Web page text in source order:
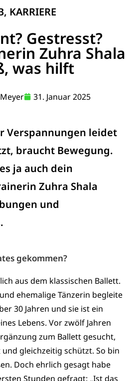
, KARRIERE
Gestresst?
Zuhra Shala
was hilft
31. Januar 2025
Verspannungen leidet
braucht Bewegung.
ja auch dein
Zuhra Shala
und
gekommen?
aus dem klassischen Ballett.
ehemalige Tänzerin begleite
30 Jahren und sie ist ein
Lebens. Vor zwölf Jahren
zum Ballett gesucht,
gleichzeitig schützt. So bin
Doch ehrlich gesagt habe
Stunden gefragt: „Ist das